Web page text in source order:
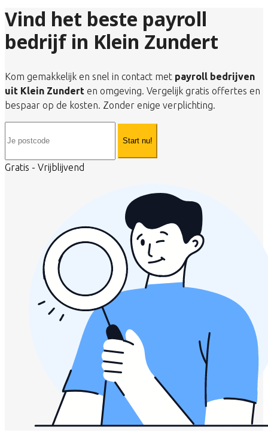
Vind het beste payroll
bedrijf in Klein Zundert
Kom gemakkelijk en snel in contact met payroll bedrijven
uit Klein Zundert en omgeving. Vergelijk gratis offertes en
bespaar op de kosten. Zonder enige verplichting.
Start nu!
Gratis - Vrijblijvend